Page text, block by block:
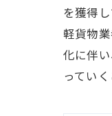
を獲得
軽貨物
化に伴
っていく